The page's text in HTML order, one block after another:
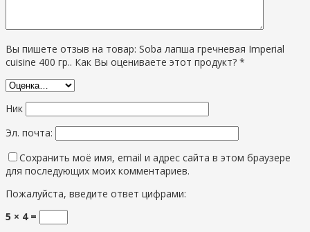
Вы пишете отзыв на товар: Soba лапша гречневая Imperial
cuisine 400 гр.. Как Вы оцениваете этот продукт? *
Ник
Эл. почта:
Сохранить моё имя, email и адрес сайта в этом браузере
для последующих моих комментариев.
Пожалуйста, введите ответ цифрами:
5 × 4 =